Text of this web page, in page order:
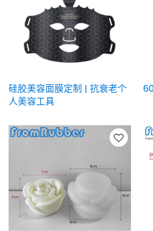
硅胶美容面膜定制 | 抗衰老个
人美容工具